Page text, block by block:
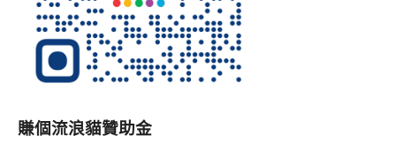
賺個流浪貓贊助金